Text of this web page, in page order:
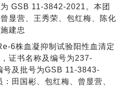
GSB 11-3842-2021。本团
显营、王秀荣、包红梅、陈化
建忠
6株血凝抑制试验阳性血清定
证书名称及编号为237-
号及批号为GSB 11-3843-
田国彬、包红梅、曾显营、